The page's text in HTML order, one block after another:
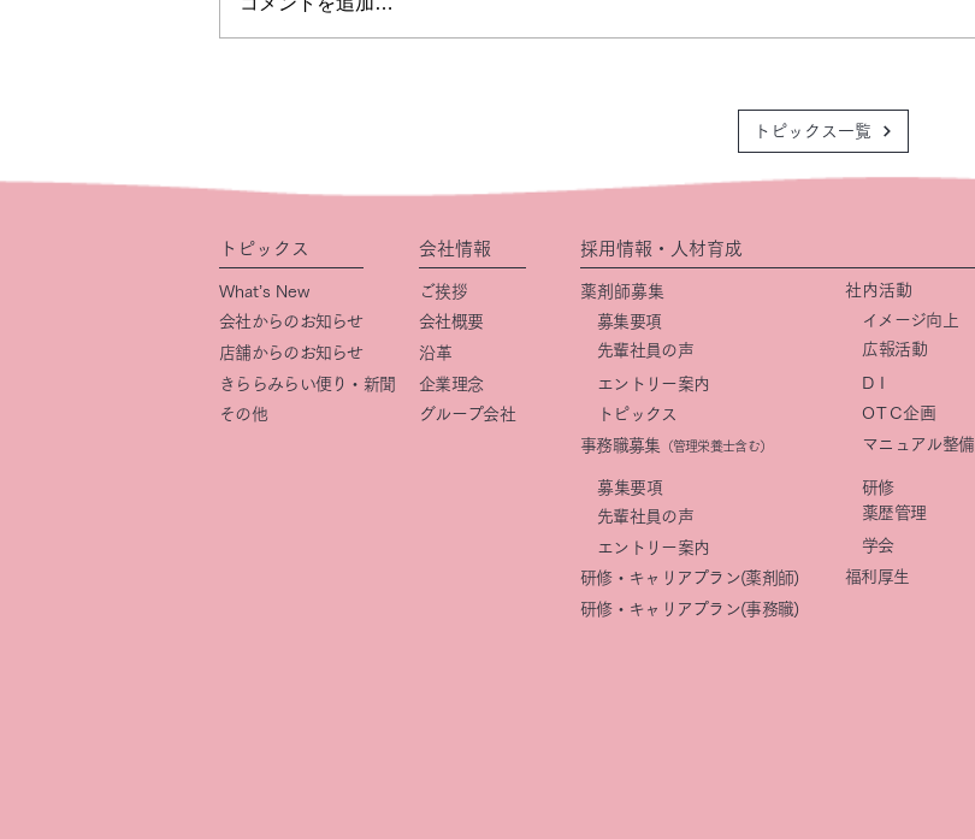
トピックス一覧
トピックス
What’s New
会社からのお知らせ
店舗からのお知らせ
きららみらい便り・新聞
その他
会社情報
ご挨拶
会社概要
​沿革
企業理念
グループ会社
採用情報・人材育成
薬剤師募集
募集要項
先輩社員の声
エントリー案内
トピックス
事務職募集 （管理栄養士含む）
​募集要項
先輩社員の声
エントリー案内
研修・キャリアプラン(薬剤師)
社内活動
イメージ向上
​広報活動
DI
OTC企画
マニュアル整備
研修
薬歴管理
学会
福利厚生
研修・キャリアプラン(事務職)